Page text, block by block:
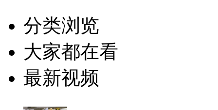
分类浏览
大家都在看
最新视频